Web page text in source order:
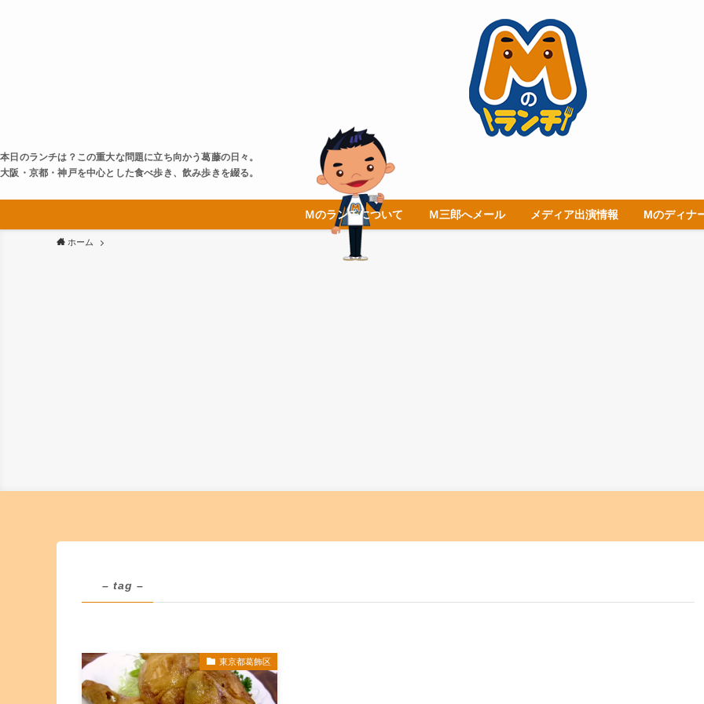
本日のランチは？この重大な問題に立ち向かう葛藤の日々。
大阪・京都・神戸を中心とした食べ歩き、飲み歩きを綴る。
Ｍのランチについて Ｍ三郎へメール メディア出演情報 Mのディナ
ホーム
– tag –
東京都葛飾区